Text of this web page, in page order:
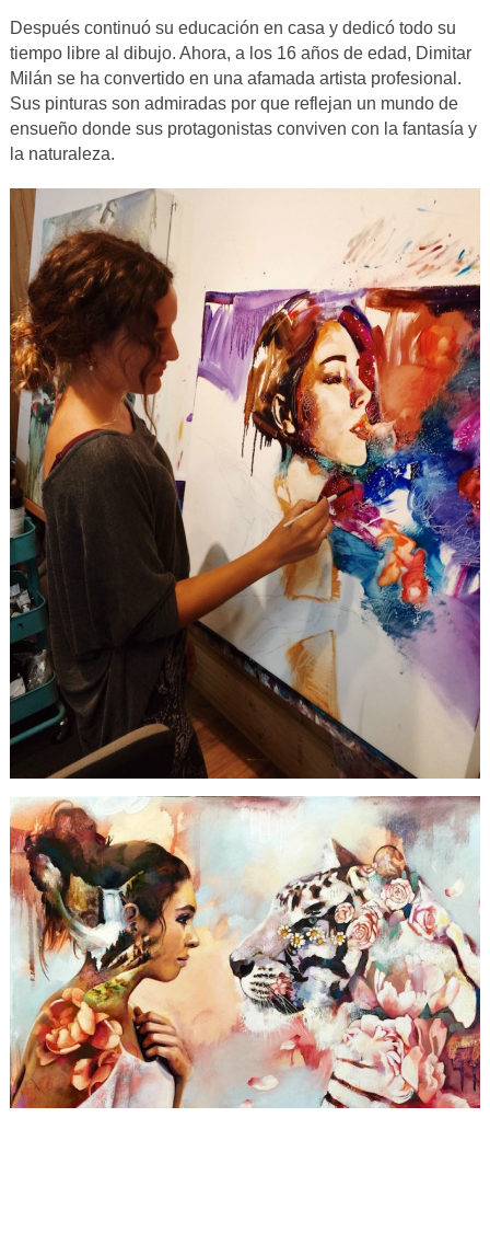
Después continuó su educación en casa y dedicó todo su
tiempo libre al dibujo. Ahora, a los 16 años de edad, Dimitar
Milán se ha convertido en una afamada artista profesional.
Sus pinturas son admiradas por que reflejan un mundo de
ensueño donde sus protagonistas conviven con la fantasía y
la naturaleza.